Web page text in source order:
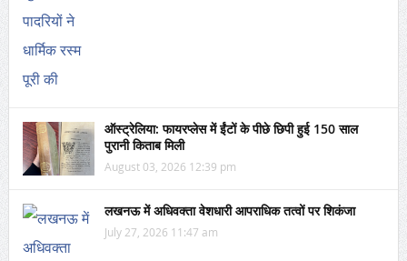
ऑस्ट्रेलिया: फायरप्लेस में ईंटों के पीछे छिपी हुई 150 साल
पुरानी किताब मिली
August 03, 2026 12:39 pm
लखनऊ में अधिवक्ता वेशधारी आपराधिक तत्वों पर शिकंजा
July 27, 2026 11:47 am